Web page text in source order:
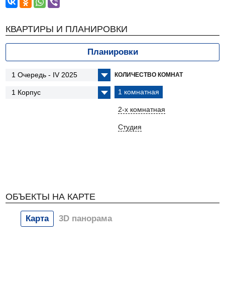
КВАРТИРЫ И ПЛАНИРОВКИ
Планировки
КОЛИЧЕСТВО КОМНАТ
1 комнатная
2-х комнатная
Студия
ОБЪЕКТЫ НА КАРТЕ
Карта 3D панорама